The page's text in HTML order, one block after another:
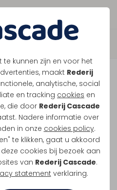
kunnen zijn en voor het
maakt Rederij
analytische, social
en tracking cookies en
die door Rederij Cascade
Nadere informatie over
in onze cookies policy.
te klikken, gaat u akkoord
cookies bij bezoek aan
van Rederij Cascade.
statement verklaring.
je vaart
op het
jullie groep
gerechten